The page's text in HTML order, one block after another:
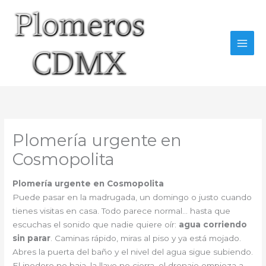
contenido
Plomería urgente en
Cosmopolita
Plomería urgente en Cosmopolita
Puede pasar en la madrugada, un domingo o justo cuando
tienes visitas en casa. Todo parece normal… hasta que
escuchas el sonido que nadie quiere oír: agua corriendo
sin parar. Caminas rápido, miras al piso y ya está mojado.
Abres la puerta del baño y el nivel del agua sigue subiendo.